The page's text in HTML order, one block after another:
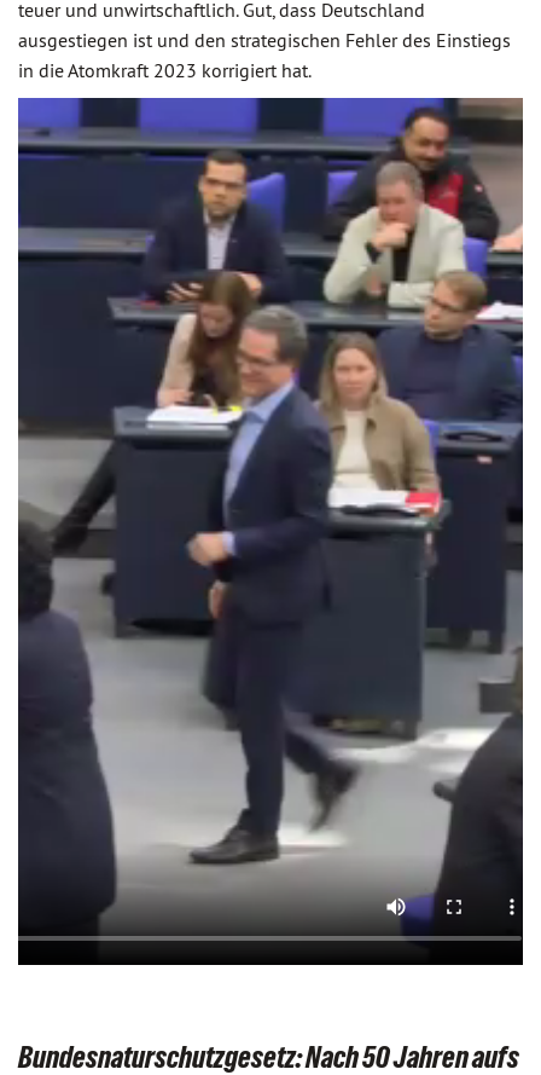
teuer und unwirtschaftlich. Gut, dass Deutschland
ausgestiegen ist und den strategischen Fehler des Einstiegs
in die Atomkraft 2023 korrigiert hat.
Bundesnaturschutzgesetz: Nach 50 Jahren aufs